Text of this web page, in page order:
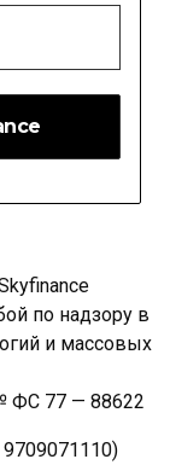
по надзору в
и массовых
ФС 77 — 88622